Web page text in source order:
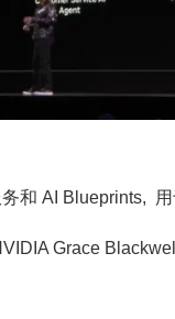
和 AI Blueprints,
Grace